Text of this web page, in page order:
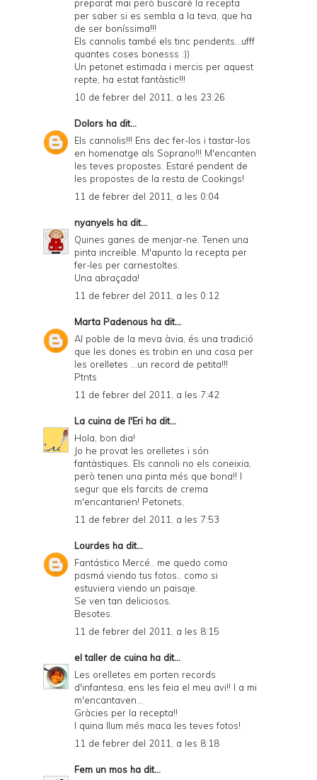
preparat mai però buscaré la recepta
per saber si es sembla a la teva, que ha
de ser boníssima!!!
Els cannolis també els tinc pendents...ufff
quantes coses bonesss :))
Un petonet estimada i mercis per aquest
repte, ha estat fantàstic!!!
10 de febrer del 2011, a les 23:26
Dolors ha dit...
Els cannolis!!! Ens dec fer-los i tastar-los
en homenatge als Soprano!!! M'encanten
les teves propostes. Estaré pendent de
les propostes de la resta de Cookings!
11 de febrer del 2011, a les 0:04
nyanyels ha dit...
Quines ganes de menjar-ne. Tenen una
pinta increïble. M'apunto la recepta per
fer-les per carnestoltes.
Una abraçada!
11 de febrer del 2011, a les 0:12
Marta Padenous ha dit...
Al poble de la meva àvia, és una tradició
que les dones es trobin en una casa per
les orelletes ...un record de petita!!!
Ptnts
11 de febrer del 2011, a les 7:42
La cuina de l'Eri ha dit...
Hola, bon dia!
Jo he provat les orelletes i són
fantàstiques. Els cannoli no els coneixia,
però tenen una pinta més que bona!! I
segur que els farcits de crema
m'encantarien! Petonets,
11 de febrer del 2011, a les 7:53
Lourdes ha dit...
Fantástico Mercé.. me quedo como
pasmá viendo tus fotos.. como si
estuviera viendo un paisaje.
Se ven tan deliciosos.
Besotes.
11 de febrer del 2011, a les 8:15
el taller de cuina ha dit...
Les orelletes em porten records
d'infantesa, ens les feia el meu avi!! I a mi
m'encantaven...
Gràcies per la recepta!!
I quina llum més maca les teves fotos!
11 de febrer del 2011, a les 8:18
Fem un mos ha dit...